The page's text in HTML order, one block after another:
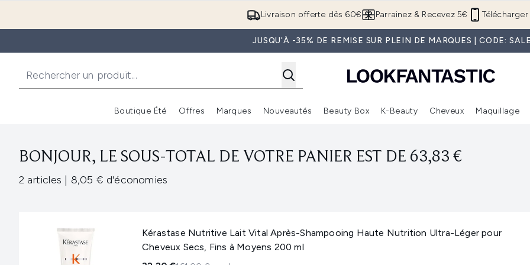
Passer au contenu principal
Livraison offerte dès 60€ Télécharger
Parrainez & Recevez 5€
JUSQU'À -35% DE REMISE SUR PLEIN DE MARQUES | CODE:
Boutique Été
Accédez au sous-menu (Boutique Été )
Offres
Accédez au sous-menu (Offres)
Marques
Accédez au sous-menu (Marques)
Nouveautés
Accédez au sous-menu (Nouveautés)
Beauty Box
Accédez au sous-menu (Beauty Box)
K-Beauty Cheveux Maquillage
BONJOUR, LE SOUS-TOTAL DE VOTRE PANIER EST DE 63,83 €
2 articles ,| 8,05 € d'économies
Kérastase Nutritive Lait Vital Après-Shampooing Haute Nutrition Ultra-Léger pour
Cheveux Secs, Fins à Moyens 200 ml